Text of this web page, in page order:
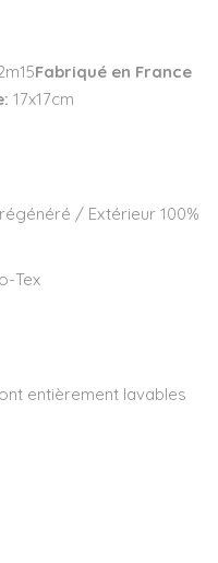
Fabriqué en France
17x17cm
/ Extérieur 100%
Tex
entièrement lavables